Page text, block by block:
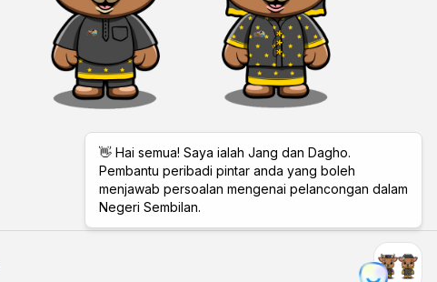
Total Visitors: 11,456